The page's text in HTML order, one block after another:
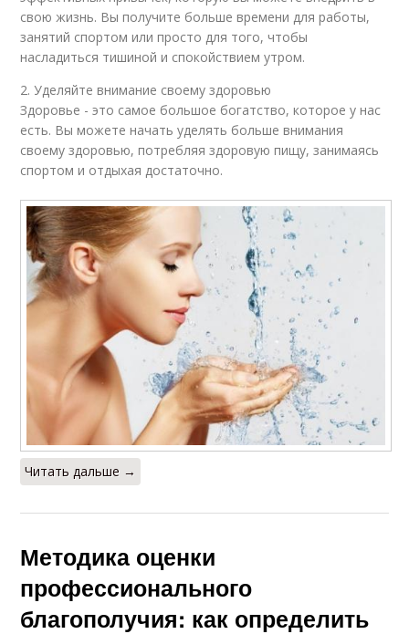
свою жизнь. Вы получите больше времени для работы,
занятий спортом или просто для того, чтобы
насладиться тишиной и спокойствием утром.
2. Уделяйте внимание своему здоровью
Здоровье - это самое большое богатство, которое у нас
есть. Вы можете начать уделять больше внимания
своему здоровью, потребляя здоровую пищу, занимаясь
спортом и отдыхая достаточно.
Читать дальше →
Методика оценки
профессионального
благополучия: как определить